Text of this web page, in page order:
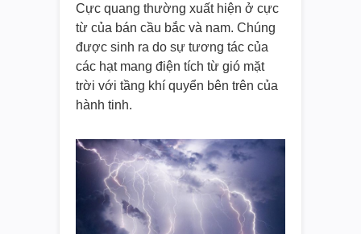
Cực quang thường xuất hiện ở cực
từ của bán cầu bắc và nam. Chúng
được sinh ra do sự tương tác của
các hạt mang điện tích từ gió mặt
trời với tầng khí quyển bên trên của
hành tinh.